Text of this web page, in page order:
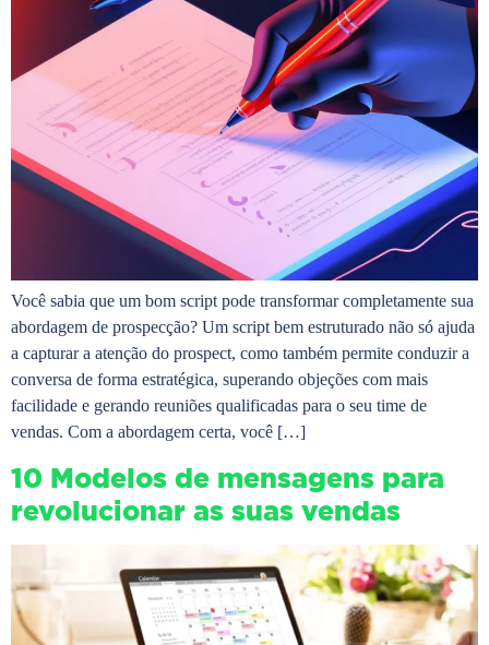
Você sabia que um bom script pode transformar completamente sua
abordagem de prospecção? Um script bem estruturado não só ajuda
a capturar a atenção do prospect, como também permite conduzir a
conversa de forma estratégica, superando objeções com mais
facilidade e gerando reuniões qualificadas para o seu time de
vendas. Com a abordagem certa, você […]
10 Modelos de mensagens para
revolucionar as suas vendas